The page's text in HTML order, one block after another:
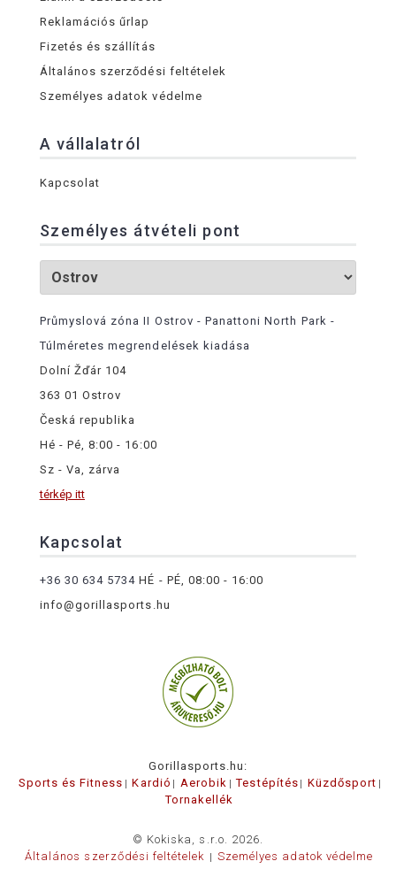
Reklamációs űrlap
Fizetés és szállítás
Általános szerződési feltételek
Személyes adatok védelme
A vállalatról
Kapcsolat
Személyes átvételi pont
Průmyslová zóna II Ostrov - Panattoni North Park -
Túlméretes megrendelések kiadása
Dolní Žďár 104
363 01 Ostrov
Česká republika
Hé - Pé, 8:00 - 16:00
Sz - Va, zárva
térkép itt
Kapcsolat
+36 30 634 5734 HÉ - PÉ, 08:00 - 16:00
info@gorillasports.hu
Gorillasports.hu:
Sports és Fitness
Kardió Aerobik Testépítés
Küzdősport
Tornakellék
© Kokiska, s.r.o. 2026.
Általános szerződési feltételek
Személyes adatok védelme